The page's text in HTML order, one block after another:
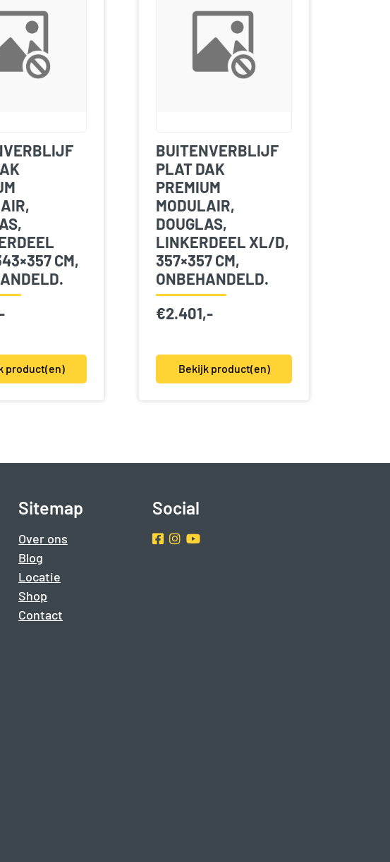
CM,
product(en)
BUITENVERBLIJF
PLAT DAK
PREMIUM
MODULAIR,
DOUGLAS,
LINKERDEEL XL/D,
357×357 CM,
ONBEHANDELD.
€2.401,-
Bekijk product(en)
Sitemap
Over ons
Blog
Locatie
Shop
Contact
Social
Facebook
Instragram
Youtube